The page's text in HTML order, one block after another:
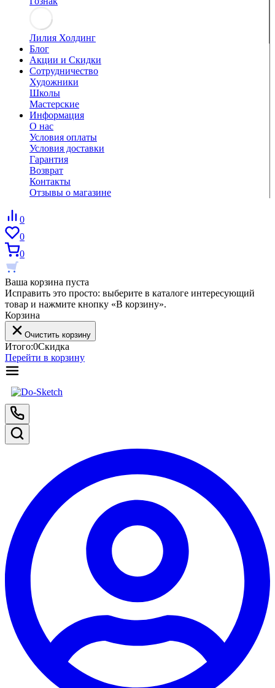
Лилия Холдинг
Блог
Акции и Скидки
Сотрудничество
Художники
Школы
Мастерские
Информация
О нас
Условия оплаты
Условия доставки
Гарантия
Возврат
Контакты
Отзывы о магазине
0
0
0
Ваша корзина пуста
Исправить это просто: выберите в каталоге интересующий
товар и нажмите кнопку «В корзину».
Корзина
Очистить корзину
Итого:0Скидка
Перейти в корзину